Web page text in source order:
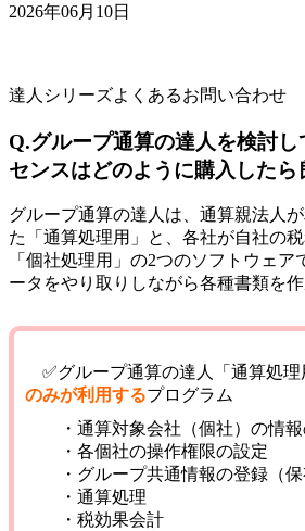
2026年06月10日
達人シリーズよくあるお問い合わせ
Q.グループ通算の達人を検討
センスはどのように購入したら
グループ通算の達人は、通算親法人
た「通算処理用」と、各社が自社の
「個社処理用」の2つのソフトウェ
ータをやり取りしながら各種書類を作
✅グループ通算の達人 「通算処理
のみが利用するプログラム
・通算対象会社（個社）の情報
・各個社の操作権限の設定
・グループ共通情報の登録（保
・通算処理
・税効果会計